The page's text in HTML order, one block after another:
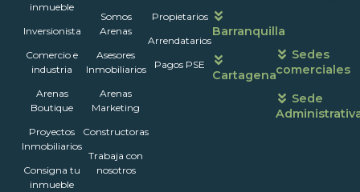
inmueble
Inversionista
Comercio e
industria
Arenas
Boutique
Proyectos
Inmobiliarios
Consigna tu
inmueble
Somos
Arenas
Asesores
Inmobiliarios
Arenas
Marketing
Constructoras
Trabaja con
nosotros
Propietarios
Arrendatarios
Pagos PSE
Barranquilla
Cartagena
atención
Sedes
comerciales
Sede